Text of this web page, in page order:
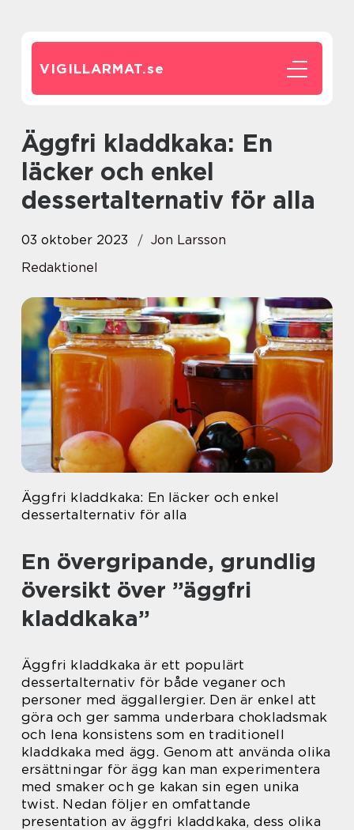
VIGILLARMAT.se
Äggfri kladdkaka: En
läcker och enkel
dessertalternativ för alla
03 oktober 2023
Jon Larsson
Redaktionel
Äggfri kladdkaka: En läcker och enkel
dessertalternativ för alla
En övergripande, grundlig
översikt över ”äggfri
kladdkaka”
Äggfri kladdkaka är ett populärt
dessertalternativ för både veganer och
personer med äggallergier. Den är enkel att
göra och ger samma underbara chokladsmak
och lena konsistens som en traditionell
kladdkaka med ägg. Genom att använda olika
ersättningar för ägg kan man experimentera
med smaker och ge kakan sin egen unika
twist. Nedan följer en omfattande
presentation av äggfri kladdkaka, dess olika